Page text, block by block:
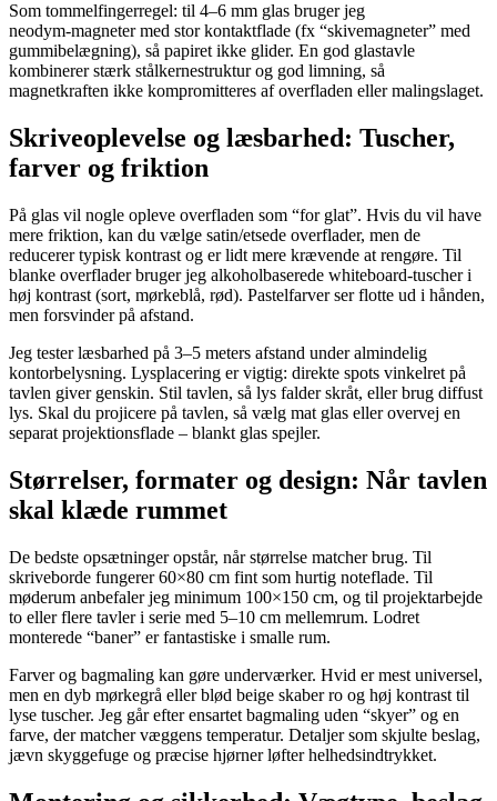
Som tommelfingerregel: til 4–6 mm glas bruger jeg
neodym‑magneter med stor kontaktflade (fx “skivemagneter” med
gummibelægning), så papiret ikke glider. En god glastavle
kombinerer stærk stålkernestruktur og god limning, så
magnetkraften ikke kompromitteres af overfladen eller malingslaget.
Skriveoplevelse og læsbarhed: Tuscher,
farver og friktion
På glas vil nogle opleve overfladen som “for glat”. Hvis du vil have
mere friktion, kan du vælge satin/etsede overflader, men de
reducerer typisk kontrast og er lidt mere krævende at rengøre. Til
blanke overflader bruger jeg alkoholbaserede whiteboard‑tuscher i
høj kontrast (sort, mørkeblå, rød). Pastelfarver ser flotte ud i hånden,
men forsvinder på afstand.
Jeg tester læsbarhed på 3–5 meters afstand under almindelig
kontorbelysning. Lysplacering er vigtig: direkte spots vinkelret på
tavlen giver genskin. Stil tavlen, så lys falder skråt, eller brug diffust
lys. Skal du projicere på tavlen, så vælg mat glas eller overvej en
separat projektionsflade – blankt glas spejler.
Størrelser, formater og design: Når tavlen
skal klæde rummet
De bedste opsætninger opstår, når størrelse matcher brug. Til
skriveborde fungerer 60×80 cm fint som hurtig noteflade. Til
møderum anbefaler jeg minimum 100×150 cm, og til projektarbejde
to eller flere tavler i serie med 5–10 cm mellemrum. Lodret
monterede “baner” er fantastiske i smalle rum.
Farver og bagmaling kan gøre underværker. Hvid er mest universel,
men en dyb mørkegrå eller blød beige skaber ro og høj kontrast til
lyse tuscher. Jeg går efter ensartet bagmaling uden “skyer” og en
farve, der matcher væggens temperatur. Detaljer som skjulte beslag,
jævn skyggefuge og præcise hjørner løfter helhedsindtrykket.